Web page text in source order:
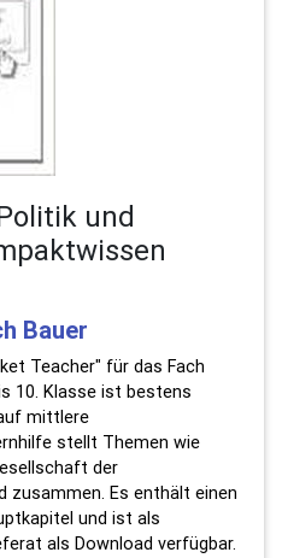
und
Bauer
Teacher" für das Fach
10. Klasse ist bestens
mittlere
stellt Themen wie
der
zusammen. Es enthält einen
und ist als
als Download verfügbar.